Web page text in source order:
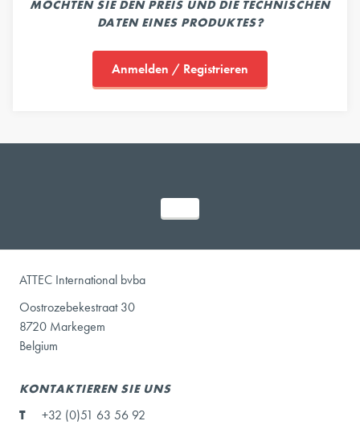
MÖCHTEN SIE DEN PREIS UND DIE TECHNISCHEN
DATEN EINES PRODUKTES?
Anmelden / Registrieren
ATTEC International bvba
Oostrozebekestraat 30
8720 Markegem
Belgium
KONTAKTIEREN SIE UNS
T
+32 (0)51 63 56 92